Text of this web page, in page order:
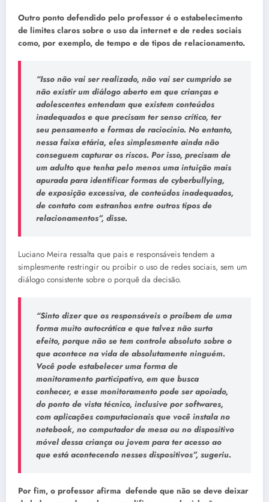
Outro ponto defendido pelo professor é o estabelecimento
de limites claros sobre o uso da internet e de redes sociais
como, por exemplo, de tempo e de tipos de relacionamento.
“Isso não vai ser realizado, não vai ser cumprido se
não existir um diálogo aberto em que crianças e
adolescentes entendam que existem conteúdos
inadequados e que precisam ter senso crítico, ter
seu pensamento e formas de raciocínio. No entanto,
nessa faixa etária, eles simplesmente ainda não
conseguem capturar os riscos. Por isso, precisam de
um adulto que tenha pelo menos uma intuição mais
apurada para identificar formas de cyberbullying,
de exposição excessiva, de conteúdos inadequados,
de contato com estranhos entre outros tipos de
relacionamentos”, disse.
Luciano Meira ressalta que pais e responsáveis tendem a
simplesmente restringir ou proibir o uso de redes sociais, sem um
diálogo consistente sobre o porquê da decisão.
“Sinto dizer que os responsáveis o proíbem de uma
forma muito autocrática e que talvez não surta
efeito, porque não se tem controle absoluto sobre o
que acontece na vida de absolutamente ninguém.
Você pode estabelecer uma forma de
monitoramento participativo, em que busca
conhecer, e esse monitoramento pode ser apoiado,
do ponto de vista técnico, inclusive por softwares,
com aplicações computacionais que você instala no
notebook, no computador de mesa ou no dispositivo
móvel dessa criança ou jovem para ter acesso ao
que está acontecendo nesses dispositivos”, sugeriu.
Por fim, o professor afirma defende que não se deve deixar